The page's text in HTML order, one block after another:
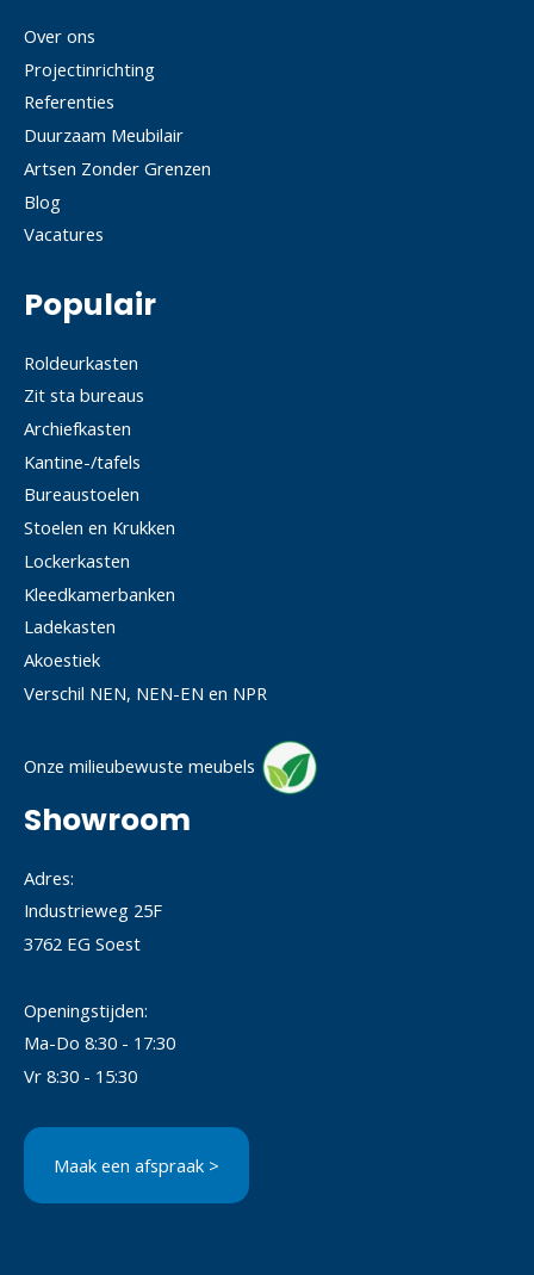
Over ons
Projectinrichting
Referenties
Duurzaam Meubilair
Artsen Zonder Grenzen
Blog
Vacatures
Populair
Roldeurkasten
Zit sta bureaus
Archiefkasten
Kantine-/tafels
Bureaustoelen
Stoelen en Krukken
Lockerkasten
Kleedkamerbanken
Ladekasten
Akoestiek
Verschil NEN, NEN-EN en NPR
Onze milieubewuste meubels
Showroom
Adres:
Industrieweg 25F
3762 EG Soest
Openingstijden:
Ma-Do 8:30 - 17:30
Vr 8:30 - 15:30
Maak een afspraak >